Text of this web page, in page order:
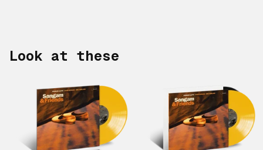
Look at these